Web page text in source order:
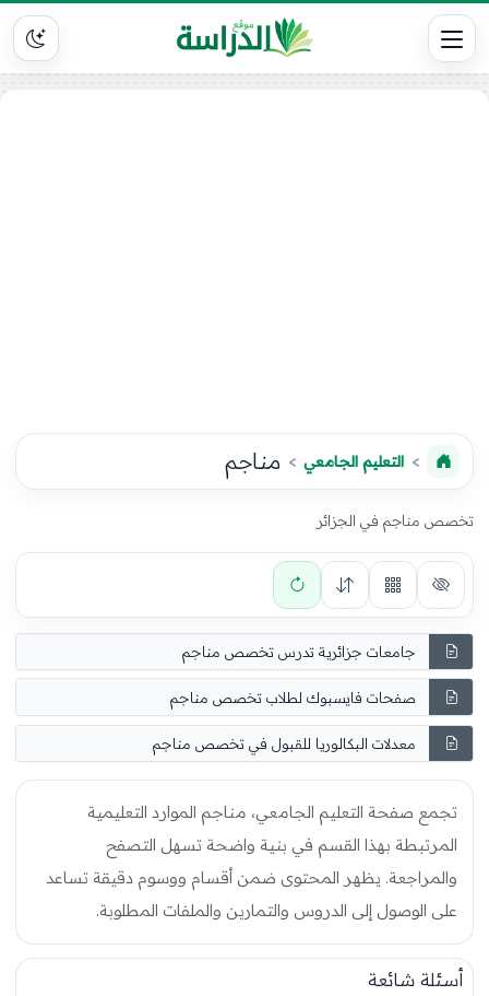
التعليم الجامعي مناجم
تخصص مناجم في الجزائر
جامعات جزائرية تدرس تخصص مناجم
صفحات فايسبوك لطلاب تخصص مناجم
معدلات البكالوريا للقبول في تخصص مناجم
تجمع صفحة التعليم الجامعي، مناجم الموارد التعليمية
المرتبطة بهذا القسم في بنية واضحة تسهل التصفح
والمراجعة. يظهر المحتوى ضمن أقسام ووسوم دقيقة تساعد
على الوصول إلى الدروس والتمارين والملفات المطلوبة.
أسئلة شائعة